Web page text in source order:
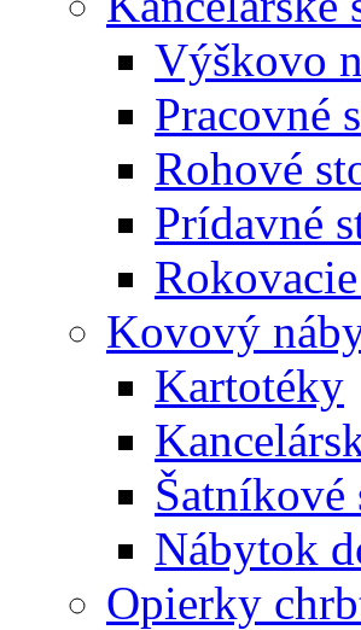
Výškovo
Pracovné
Rohové
Prídavné
Kovový
Kartotéky
Šatníkové
Nábytok
Opierky